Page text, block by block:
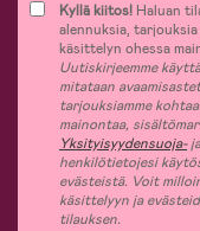
Kyllä kiitos! Haluan
alennuksia,
käsittelyn ohessa
Uutiskirjeemme
mitataan
tarjouksiamme
mainontaa,
Yksityisyydensuoja-
henkilötietojesi
evästeistä. Voit
käsittelyyn ja
tilauksen.